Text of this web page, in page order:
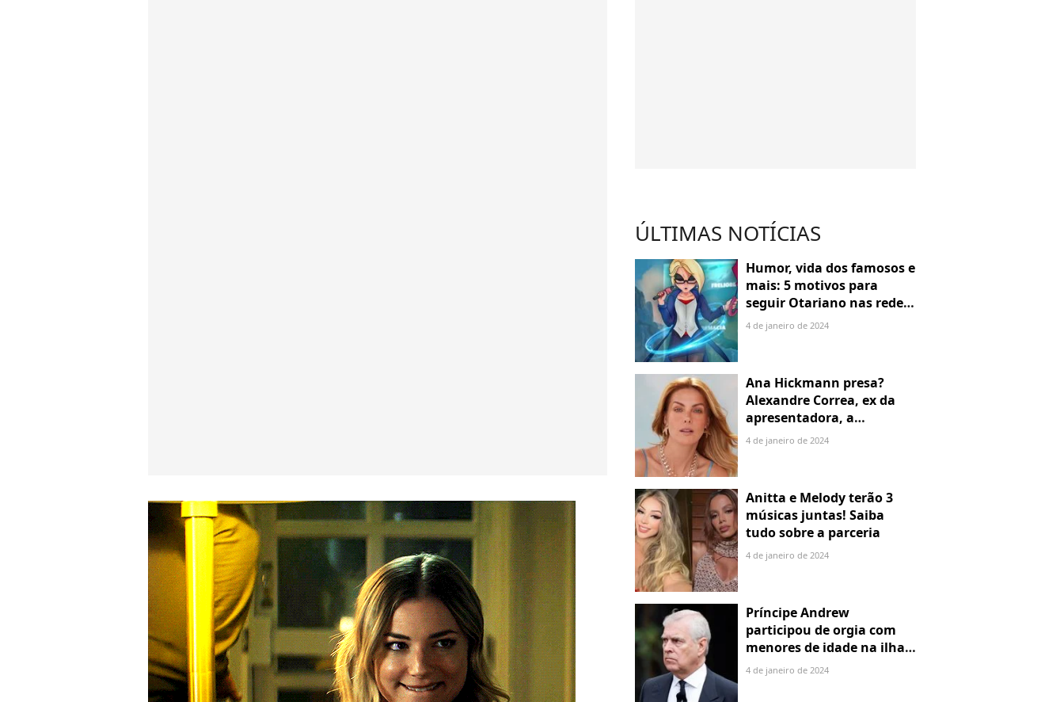
ÚLTIMAS NOTÍCIAS
Humor, vida dos famosos e
mais: 5 motivos para
seguir Otariano nas redes
sociais
4 de janeiro de 2024
Ana Hickmann presa?
Alexandre Correa, ex da
apresentadora, a
denuncia por alienação
parental
4 de janeiro de 2024
Anitta e Melody terão 3
músicas juntas! Saiba
tudo sobre a parceria
4 de janeiro de 2024
Príncipe Andrew
participou de orgia com
menores de idade na ilha
de Jeffrey Epstein, chefe de
rede de tráfico sexual
4 de janeiro de 2024